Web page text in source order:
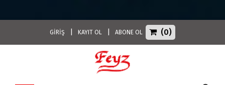
GİRİŞ KAYIT OL ABONE OL (0)